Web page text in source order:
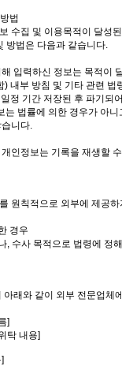
법
수집 및 이용목적이 달성
방법은 다음과 같습니다.
입력하신 정보는 목적이
) 내부 방침 및 기타 관련 법
정 기간 저장된 후 파기되
는 법률에 의한 경우가 아
니다.
인정보는 기록을 재생할
원칙적으로 외부에 제공
경우
, 수사 목적으로 법령에 정
래와 같이 외부 전문업체
]
탁 내용]